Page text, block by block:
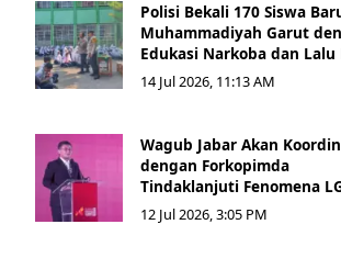
Polisi Bekali 170 Siswa
Muhammadiyah Garut
Edukasi Narkoba dan
14 Jul 2026, 11:13 AM
Wagub Jabar Akan
dengan Forkopimda
Tindaklanjuti Fenomena
12 Jul 2026, 3:05 PM